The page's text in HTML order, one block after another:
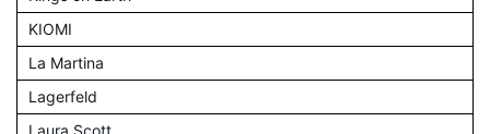
KIOMI
La Martina
Lagerfeld